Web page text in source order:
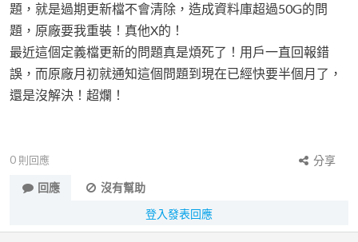
題，就是過期更新檔不會清除，造成資料庫超過50G的問
題，原廠要我重裝！真他X的！
最近這個定義檔更新的問題真是煩死了！用戶一直回報錯
誤，而原廠月初就通知這個問題到現在已經快要半個月了，
還是沒解決！超爛！
0 則回應
分享
回應
沒有幫助
登入發表回應